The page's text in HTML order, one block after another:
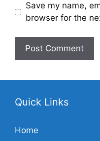
Save my name,
browser for the
Quick Links
Home